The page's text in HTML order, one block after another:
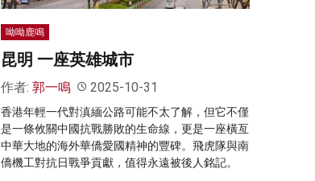
呦呦鹿鳴
昆明 一座英雄城市
作者: 郭一鳴 2025-10-31
香港年輕一代對滇緬公路可能不太了解，但它不僅
是一條攸關中國抗戰勝敗的生命線，更是一座橫亙
中華大地的海外華僑愛國精神的豐碑。飛虎隊與南
僑機工對抗日戰爭貢獻，值得永遠被後人銘記。